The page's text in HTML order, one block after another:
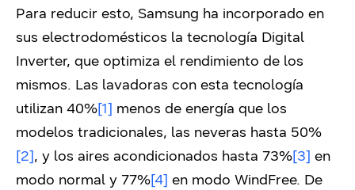
Para reducir esto, Samsung ha incorporado en
sus electrodomésticos la tecnología Digital
Inverter, que optimiza el rendimiento de los
mismos. Las lavadoras con esta tecnología
utilizan 40%[1] menos de energía que los
modelos tradicionales, las neveras hasta 50%
[2], y los aires acondicionados hasta 73%[3] en
modo normal y 77%[4] en modo WindFree. De